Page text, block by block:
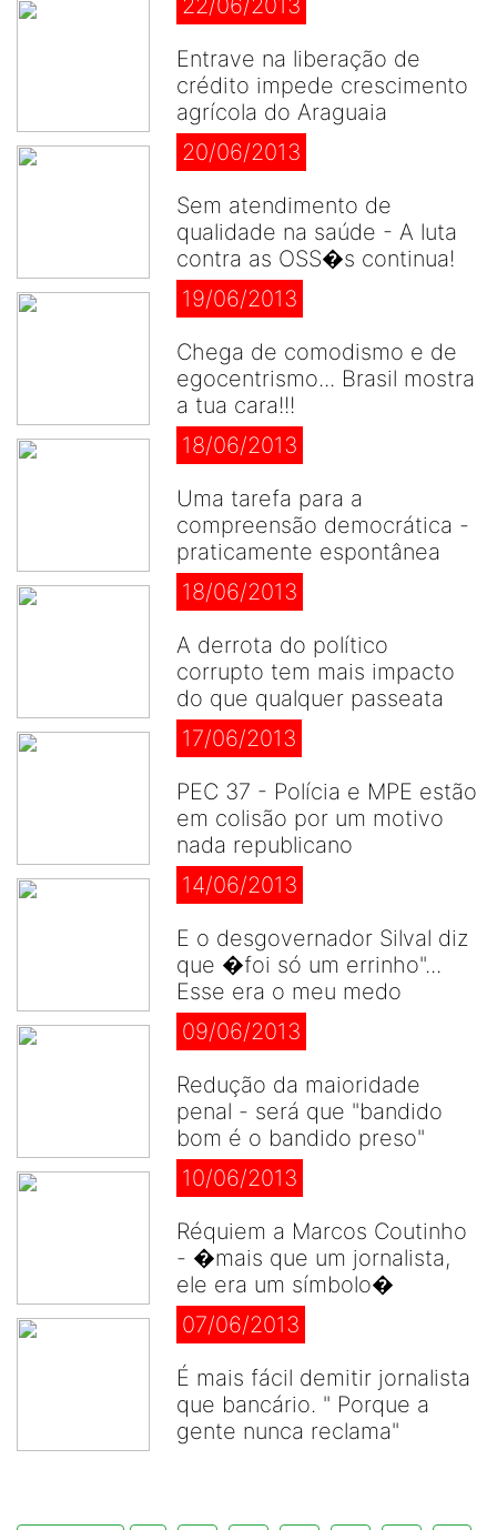
Entrave na liberação de
crédito impede crescimento
agrícola do Araguaia
20/06/2013
Sem atendimento de
qualidade na saúde - A luta
contra as OSS�s continua!
19/06/2013
Chega de comodismo e de
egocentrismo... Brasil mostra
a tua cara!!!
18/06/2013
Uma tarefa para a
compreensão democrática -
praticamente espontânea
18/06/2013
A derrota do político
corrupto tem mais impacto
do que qualquer passeata
17/06/2013
PEC 37 - Polícia e MPE estão
em colisão por um motivo
nada republicano
14/06/2013
E o desgovernador Silval diz
que �foi só um errinho"...
Esse era o meu medo
09/06/2013
Redução da maioridade
penal - será que "bandido
bom é o bandido preso"
10/06/2013
Réquiem a Marcos Coutinho
- �mais que um jornalista,
ele era um símbolo�
07/06/2013
É mais fácil demitir jornalista
que bancário. " Porque a
gente nunca reclama"